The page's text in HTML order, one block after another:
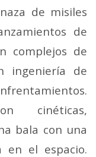
de misiles
de
complejos de
ingeniería de
cinéticas,
bala con una
en el espacio.